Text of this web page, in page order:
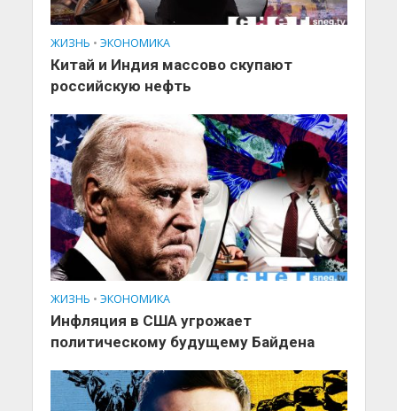
ЖИЗНЬ • ЭКОНОМИКА
Китай и Индия массово скупают
российскую нефть
ЖИЗНЬ • ЭКОНОМИКА
Инфляция в США угрожает
политическому будущему Байдена